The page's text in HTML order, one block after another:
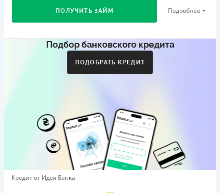
ПОЛУЧИТЬ ЗАЙМ Подробнее
Первый займ
от 29%/год до 500 000 ₴
Дополнительная комиссия за досрочное погашение
Пеня в размере двойной учетной ставки НБУ, которая
действовала в период, за который уплачивается пеня,
от просроченной суммы.
Требуемые документы
Справка о доходах Паспорт ,ИНН
Возраст
Подбор банковского кредита
ПОДОБРАТЬ КРЕДИТ
Кредит от Идея Банка